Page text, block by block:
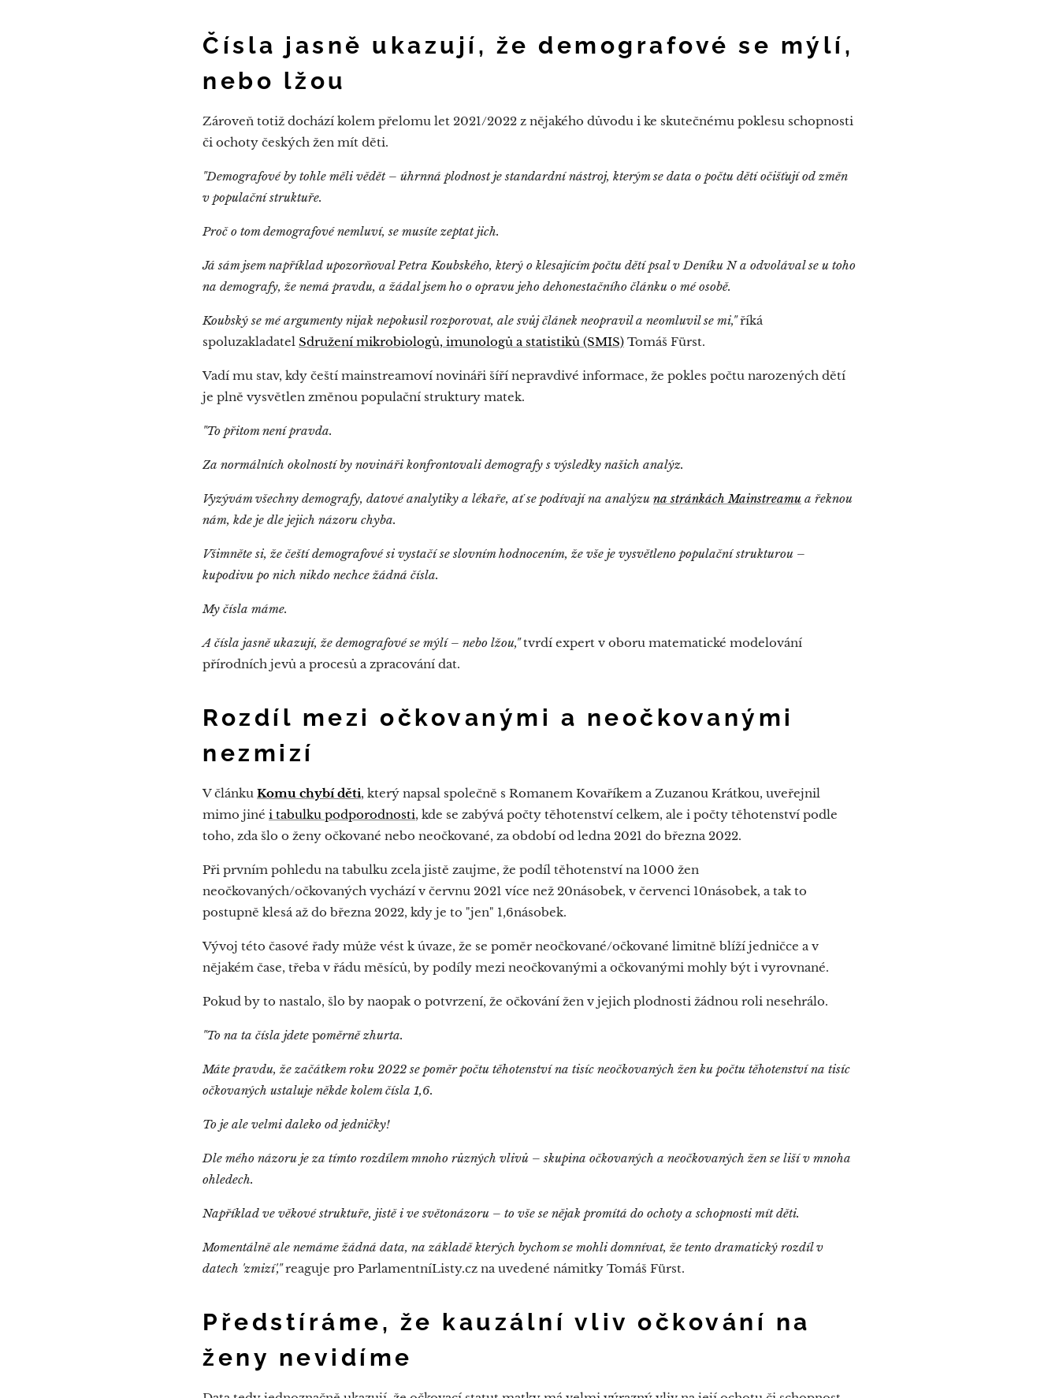
Čísla jasně ukazují, že demografové se mýlí,
nebo lžou
Zároveň totiž dochází kolem přelomu let 2021/2022 z nějakého důvodu i ke skutečnému poklesu schopnosti
či ochoty českých žen mít děti.
"Demografové by tohle měli vědět – úhrnná plodnost je standardní nástroj, kterým se data o počtu dětí očišťují od změn
v populační struktuře.
Proč o tom demografové nemluví, se musíte zeptat jich.
Já sám jsem například upozorňoval Petra Koubského, který o klesajícím počtu dětí psal v Deníku N a odvolával se u toho
na demografy, že nemá pravdu, a žádal jsem ho o opravu jeho dehonestačního článku o mé osobě.
Koubský se mé argumenty nijak nepokusil rozporovat, ale svůj článek neopravil a neomluvil se mi,"říká
spoluzakladatel Sdružení mikrobiologů, imunologů a statistiků (SMIS) Tomáš Fürst.
Vadí mu stav, kdy čeští mainstreamoví novináři šíří nepravdivé informace, že pokles počtu narozených dětí
je plně vysvětlen změnou populační struktury matek.
"To přitom není pravda.
Za normálních okolností by novináři konfrontovali demografy s výsledky našich analýz.
Vyzývám všechny demografy, datové analytiky a lékaře, ať se podívají na analýzu na stránkách Mainstreamu a řeknou
nám, kde je dle jejich názoru chyba.
Všimněte si, že čeští demografové si vystačí se slovním hodnocením, že vše je vysvětleno populační strukturou –
kupodivu po nich nikdo nechce žádná čísla.
My čísla máme.
A čísla jasně ukazují, že demografové se mýlí – nebo lžou,"tvrdí expert v oboru matematické modelování
přírodních jevů a procesů a zpracování dat.
Rozdíl mezi očkovanými a neočkovanými
nezmizí
V článku Komu chybí děti, který napsal společně s Romanem Kovaříkem a Zuzanou Krátkou, uveřejnil
mimo jiné i tabulku podporodnosti, kde se zabývá počty těhotenství celkem, ale i počty těhotenství podle
toho, zda šlo o ženy očkované nebo neočkované, za období od ledna 2021 do března 2022.
Při prvním pohledu na tabulku zcela jistě zaujme, že podíl těhotenství na 1000 žen
neočkovaných/očkovaných vychází v červnu 2021 více než 20násobek, v červenci 10násobek, a tak to
postupně klesá až do března 2022, kdy je to "jen" 1,6násobek.
Vývoj této časové řady může vést k úvaze, že se poměr neočkované/očkované limitně blíží jedničce a v
nějakém čase, třeba v řádu měsíců, by podíly mezi neočkovanými a očkovanými mohly být i vyrovnané.
Pokud by to nastalo, šlo by naopak o potvrzení, že očkování žen v jejich plodnosti žádnou roli nesehrálo.
"To na ta čísla jdete poměrně zhurta.
Máte pravdu, že začátkem roku 2022 se poměr počtu těhotenství na tisíc neočkovaných žen ku počtu těhotenství na tisíc
očkovaných ustaluje někde kolem čísla 1,6.
To je ale velmi daleko od jedničky!
Dle mého názoru je za tímto rozdílem mnoho různých vlivů – skupina očkovaných a neočkovaných žen se liší v mnoha
ohledech.
Například ve věkové struktuře, jistě i ve světonázoru – to vše se nějak promítá do ochoty a schopnosti mít děti.
Momentálně ale nemáme žádná data, na základě kterých bychom se mohli domnívat, že tento dramatický rozdíl v
datech 'zmizí',"reaguje pro ParlamentníListy.cz na uvedené námitky Tomáš Fürst.
Předstíráme, že kauzální vliv očkování na
ženy nevidíme